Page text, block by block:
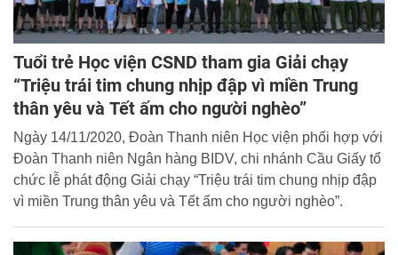
Tuổi trẻ Học viện CSND tham gia Giải chạy
“Triệu trái tim chung nhịp đập vì miền Trung
thân yêu và Tết ấm cho người nghèo”
Ngày 14/11/2020, Đoàn Thanh niên Học viện phối hợp với
Đoàn Thanh niên Ngân hàng BIDV, chi nhánh Cầu Giấy tổ
chức lễ phát động Giải chạy “Triệu trái tim chung nhịp đập
vì miền Trung thân yêu và Tết ấm cho người nghèo”.